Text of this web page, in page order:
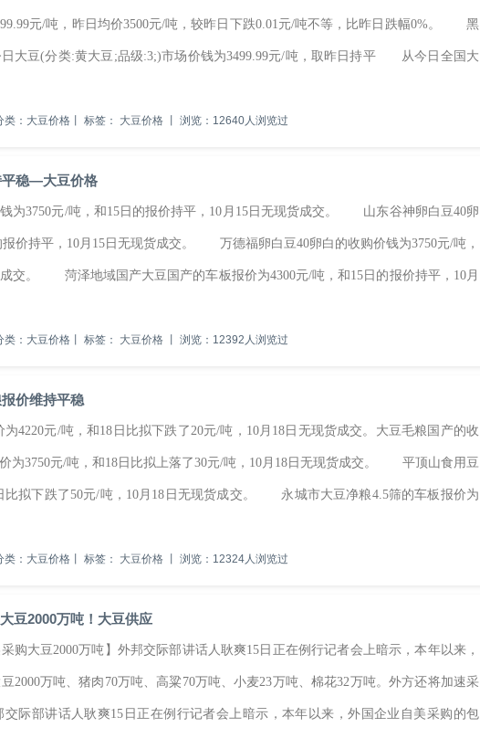
元/吨，昨日均价3500元/吨，较昨日下跌0.01元/吨不等，比昨日跌幅0%。 黑
大豆(分类:黄大豆;品级:3;)市场价钱为3499.99元/吨，取昨日持平 从今日全国大
类：大豆价格 标签： 大豆价格 浏览：12640人浏览过
平稳—大豆价格
3750元/吨，和15日的报价持平，10月15日无现货成交。 山东谷神卵白豆40卵
报价持平，10月15日无现货成交。 万德福卵白豆40卵白的收购价钱为3750元/吨，
成交。 菏泽地域国产大豆国产的车板报价为4300元/吨，和15日的报价持平，10月
类：大豆价格 标签： 大豆价格 浏览：12392人浏览过
价维持平稳
元/吨，和18日比拟下跌了20元/吨，10月18日无现货成交。大豆毛粮国产的收
3750元/吨，和18日比拟上落了30元/吨，10月18日无现货成交。 平顶山食用豆
比拟下跌了50元/吨，10月18日无现货成交。 永城市大豆净粮4.5筛的车板报价为
类：大豆价格 标签： 大豆价格 浏览：12324人浏览过
豆2000万吨！大豆供应
大豆2000万吨】外邦交际部讲话人耿爽15日正在例行记者会上暗示，本年以来，
2000万吨、猪肉70万吨、高粱70万吨、小麦23万吨、棉花32万吨。外方还将加速采
部讲话人耿爽15日正在例行记者会上暗示，本年以来，外国企业自美采购的包